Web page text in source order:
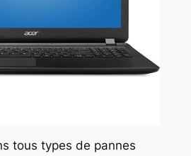
tous types de pannes